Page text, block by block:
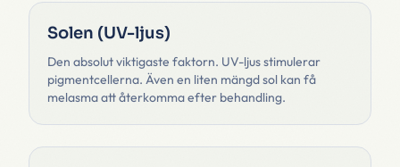
Solen (UV-ljus)
Den absolut viktigaste faktorn. UV-ljus stimulerar
pigmentcellerna. Även en liten mängd sol kan få
melasma att återkomma efter behandling.